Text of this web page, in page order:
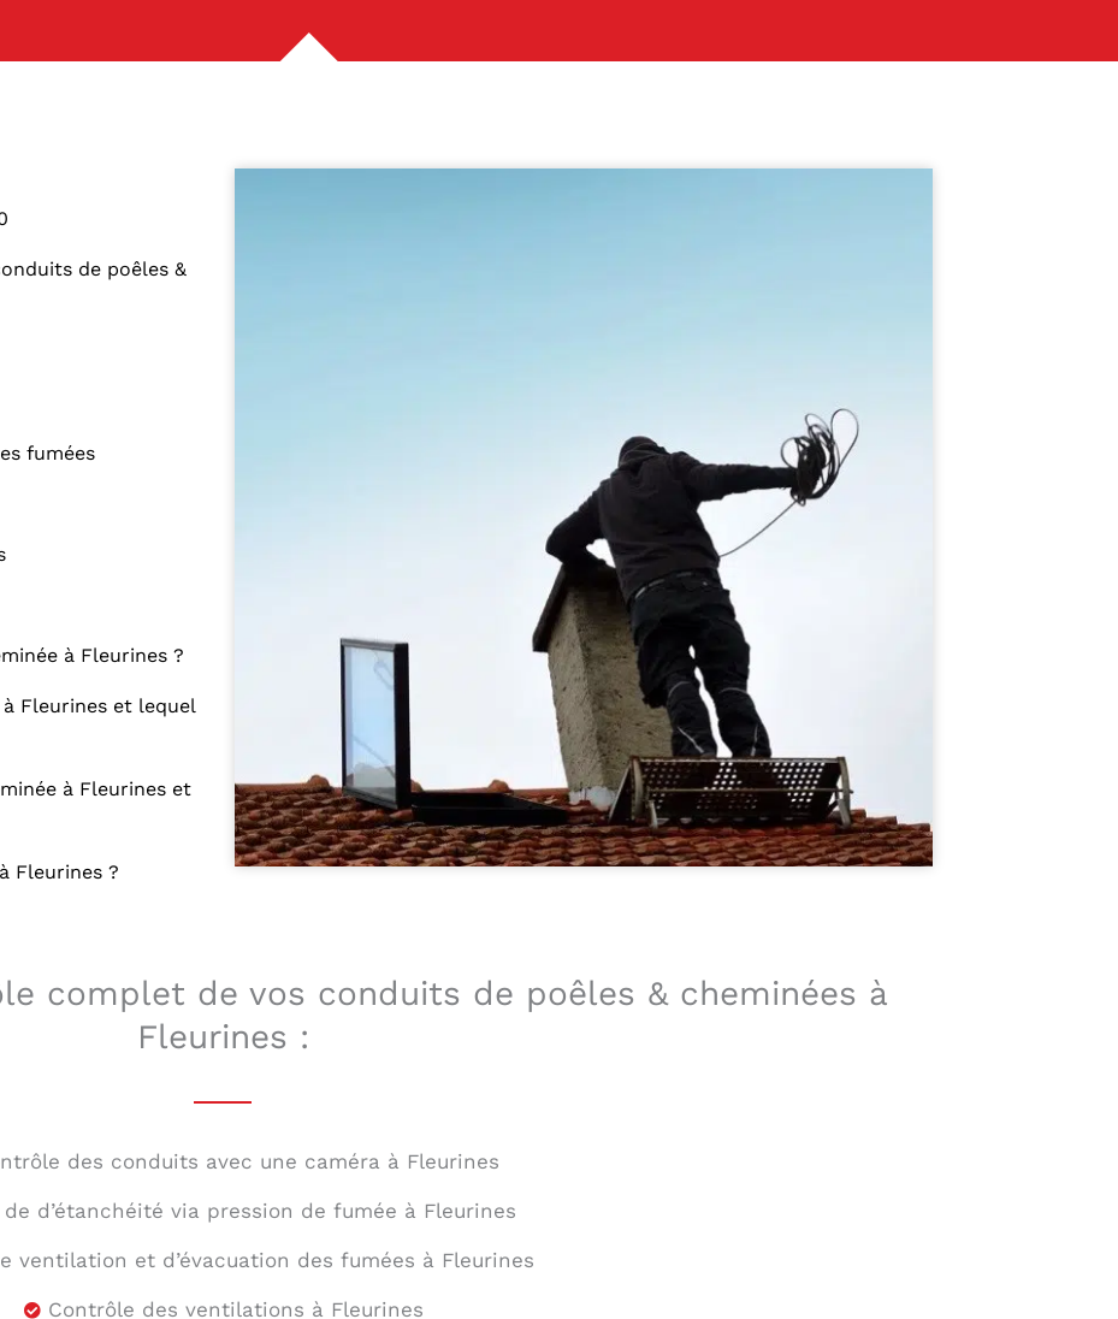
de poêles &
fumées
à Fleurines ?
Fleurines et lequel
à Fleurines et
Fleurines ?
complet de vos conduits de poêles & cheminées à
Fleurines :
des conduits avec une caméra à Fleurines
de d’étanchéité via pression de fumée à Fleurines
ventilation et d’évacuation des fumées à Fleurines
Contrôle des ventilations à Fleurines